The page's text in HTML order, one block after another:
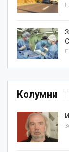
Колумни